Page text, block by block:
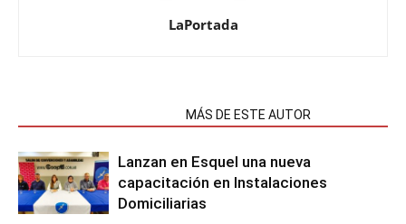
LaPortada
MÁS DE ESTE AUTOR
Lanzan en Esquel una nueva
capacitación en Instalaciones
Domiciliarias